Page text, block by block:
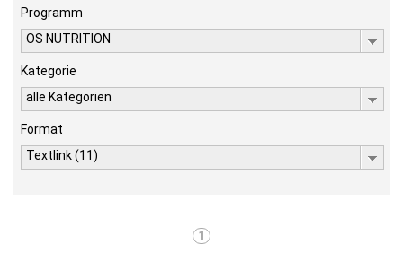
Programm
OS NUTRITION
Kategorie
alle Kategorien
Format
Textlink (11)
1